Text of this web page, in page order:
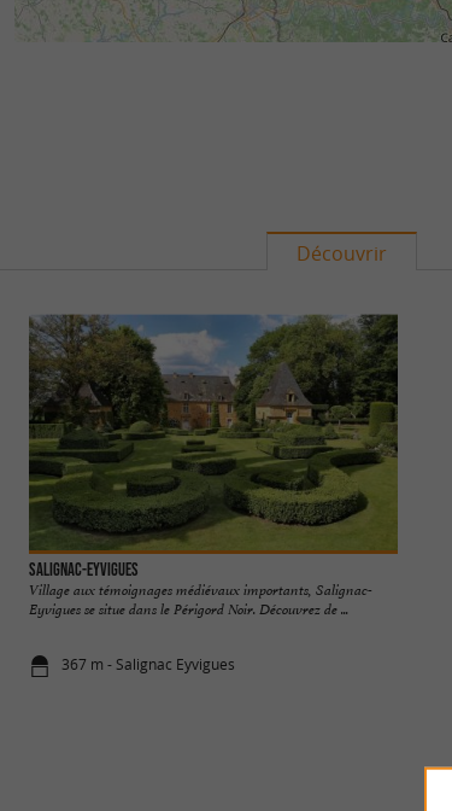
Découvrir
Salignac-Eyvigues
Village aux témoignages médiévaux importants, Salignac-
Eyvigues se situe dans le Périgord Noir. Découvrez de ...
367 m - Salignac Eyvigues